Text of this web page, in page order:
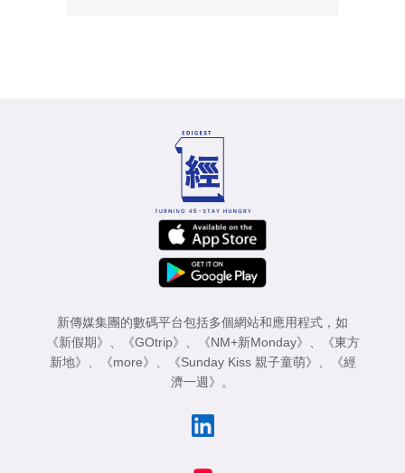
新傳媒集團的數碼平台包括多個網站和應用程式，如
《新假期》
《GOtrip》 《NM+新Monday》
《東方
新地》
《more》 《Sunday Kiss 親子童萌》
《經
濟一週》
。